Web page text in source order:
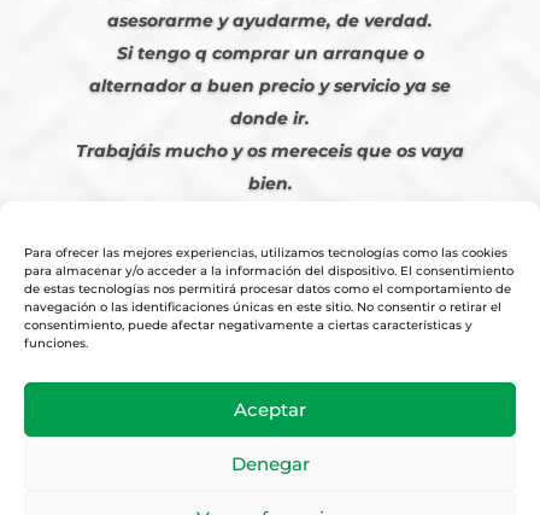
Para ofrecer las mejores experiencias, utilizamos tecnologías como las cookies
para almacenar y/o acceder a la información del dispositivo. El consentimiento
de estas tecnologías nos permitirá procesar datos como el comportamiento de
navegación o las identificaciones únicas en este sitio. No consentir o retirar el
consentimiento, puede afectar negativamente a ciertas características y
funciones.
Aceptar
Denegar
asesorarme y ayudarme, de verdad.
Si tengo q comprar un arranque o
alternador a buen precio y servicio ya se
donde ir.
Trabajáis mucho y os mereceis que os vaya
bien.
Condiciones Venta Online
Diseño y Posicionamiento Web,Agencia web-espana.es